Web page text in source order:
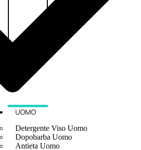
UOMO
Detergente Viso Uomo
Dopobarba Uomo
Antieta Uomo